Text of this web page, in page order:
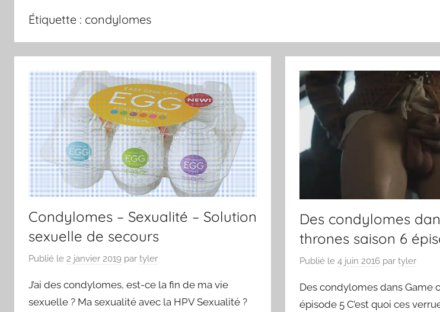
Étiquette : condylomes
Condylomes – Sexualité – Solution
sexuelle de secours
Publié le 2 janvier 2019 par tyler
J’ai des condylomes, est-ce la fin de ma vie
sexuelle ? Ma sexualité avec la HPV Sexualité ?
Des condylomes
thrones saison 6
Publié le4 juin 2016 partyler
Des condylomes dans Game
épisode 5 C’est quoi ces